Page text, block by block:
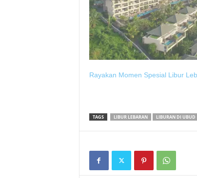
Rayakan Momen Spesial Libur
TAGS LIBUR LEBARAN LIBURAN DI UBUD